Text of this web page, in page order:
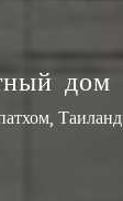
ный дом
Таиланд